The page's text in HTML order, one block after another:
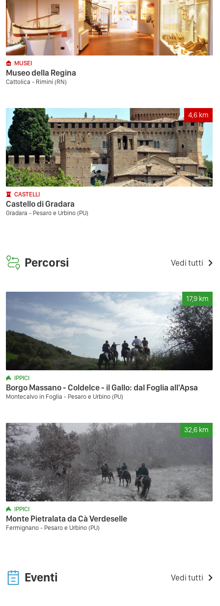
MUSEI
Museo della Regina
Cattolica - Rimini (RN)
4,6 km
CASTELLI
Castello di Gradara
Gradara - Pesaro e Urbino (PU)
Percorsi Vedi tutti
17,9 km
IPPICI
Borgo Massano - Coldelce - il Gallo: dal Foglia all'Apsa
Montecalvo in Foglia - Pesaro e Urbino (PU)
32,6 km
IPPICI
Monte Pietralata da Cà Verdeselle
Fermignano - Pesaro e Urbino (PU)
Eventi Vedi tutti